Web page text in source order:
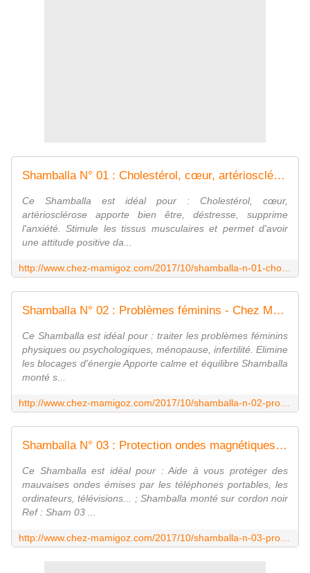
Shamballa N° 01 : Cholestérol, cœur, artériosclérose - Chez Mamigoz
Ce Shamballa est idéal pour : Cholestérol, cœur,
artériosclérose apporte bien être, déstresse, supprime
l'anxiété. Stimule les tissus musculaires et permet d'avoir
une attitude positive da...
Shamballa N° 02 : Problèmes féminins - Chez Mamigoz
Ce Shamballa est idéal pour : traiter les problèmes féminins
physiques ou psychologiques, ménopause, infertilité. Elimine
les blocages d'énergie Apporte calme et équilibre Shamballa
monté s...
Shamballa N° 03 : Protection ondes magnétiques - Chez Mamigoz
Ce Shamballa est idéal pour : Aide à vous protéger des
mauvaises ondes émises par les téléphones portables, les
ordinateurs, télévisions... ; Shamballa monté sur cordon noir
Ref : Sham 03 ...